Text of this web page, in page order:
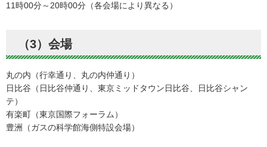
11時00分～20時00分（各会場により異なる）
（3）会場
丸の内（行幸通り、丸の内仲通り）
日比谷（日比谷仲通り、東京ミッドタウン日比谷、日比谷シャン
テ）
有楽町（東京国際フォーラム）
豊洲（ガスの科学館海側特設会場）